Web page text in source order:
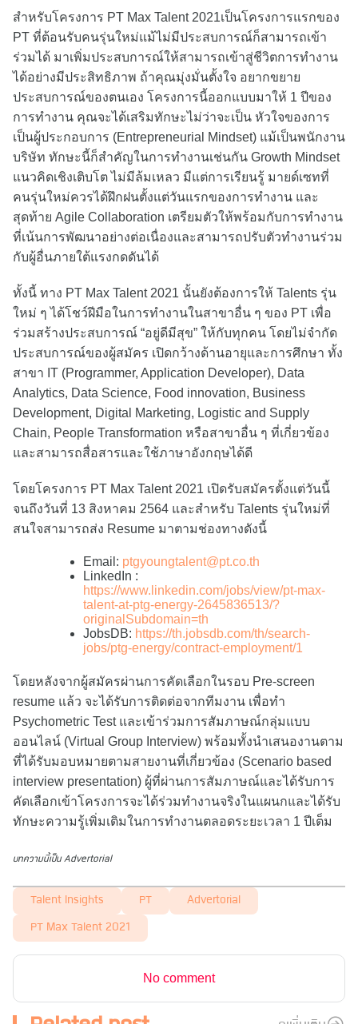
สำหรับโครงการ PT Max Talent 2021เป็นโครงการแรกของ
PT ที่ต้อนรับคนรุ่นใหม่แม้ไม่มีประสบการณ์ก็สามารถเข้า
ร่วมได้ มาเพิ่มประสบการณ์ให้สามารถเข้าสู่ชีวิตการทำงาน
ได้อย่างมีประสิทธิภาพ ถ้าคุณมุ่งมั่นตั้งใจ อยากขยาย
ประสบการณ์ของตนเอง โครงการนี้ออกแบบมาให้ 1 ปีของ
การทำงาน คุณจะได้เสริมทักษะไม่ว่าจะเป็น หัวใจของการ
เป็นผู้ประกอบการ (Entrepreneurial Mindset) แม้เป็นพนักงาน
บริษัท ทักษะนี้ก็สำคัญในการทำงานเช่นกัน Growth Mindset
แนวคิดเชิงเติบโต ไม่มีล้มเหลว มีแต่การเรียนรู้ มายด์เซทที่
คนรุ่นใหม่ควรได้ฝึกฝนตั้งแต่วันแรกของการทำงาน และ
สุดท้าย Agile Collaboration เตรียมตัวให้พร้อมกับการทำงาน
ที่เน้นการพัฒนาอย่างต่อเนื่องและสามารถปรับตัวทำงานร่วม
กับผู้อื่นภายใต้แรงกดดันได้
ทั้งนี้ ทาง PT Max Talent 2021 นั้นยังต้องการให้ Talents รุ่น
ใหม่ ๆ ได้โชว์ฝีมือในการทำงานในสาขาอื่น ๆ ของ PT เพื่อ
ร่วมสร้างประสบการณ์ “อยู่ดีมีสุข” ให้กับทุกคน โดยไม่จำกัด
ประสบการณ์ของผู้สมัคร เปิดกว้างด้านอายุและการศึกษา ทั้ง
สาขา IT (Programmer, Application Developer), Data
Analytics, Data Science, Food innovation, Business
Development, Digital Marketing, Logistic and Supply
Chain, People Transformation หรือสาขาอื่น ๆ ที่เกี่ยวข้อง
และสามารถสื่อสารและใช้ภาษาอังกฤษได้ดี
โดยโครงการ PT Max Talent 2021 เปิดรับสมัครตั้งแต่วันนี้
จนถึงวันที่ 13 สิงหาคม 2564 และสำหรับ Talents รุ่นใหม่ที่
สนใจสามารถส่ง Resume มาตามช่องทางดังนี้
Email: ptgyoungtalent@pt.co.th
LinkedIn :
https://www.linkedin.com/jobs/view/pt-max-
talent-at-ptg-energy-2645836513/?
originalSubdomain=th
JobsDB: https://th.jobsdb.com/th/search-
jobs/ptg-energy/contract-employment/1
โดยหลังจากผู้สมัครผ่านการคัดเลือกในรอบ Pre-screen
resume แล้ว จะได้รับการติดต่อจากทีมงาน เพื่อทำ
Psychometric Test และเข้าร่วมการสัมภาษณ์กลุ่มแบบ
ออนไลน์ (Virtual Group Interview) พร้อมทั้งนำเสนองานตาม
ที่ได้รับมอบหมายตามสายงานที่เกี่ยวข้อง (Scenario based
interview presentation) ผู้ที่ผ่านการสัมภาษณ์และได้รับการ
คัดเลือกเข้าโครงการจะได้ร่วมทำงานจริงในแผนกและได้รับ
ทักษะความรู้เพิ่มเติมในการทำงานตลอดระยะเวลา 1 ปีเต็ม
บทความนี้เป็น Advertorial
Talent Insights PT Advertorial
PT Max Talent 2021
No comment